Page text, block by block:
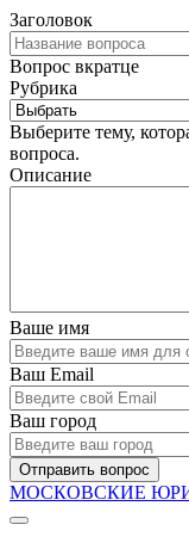
Заголовок
Вопрос вкратце
Рубрика
Выберите тему,
вопроса.
Описание
Ваше имя
Ваш Email
Ваш город
Отправить вопрос
МОСКОВСКИЕ